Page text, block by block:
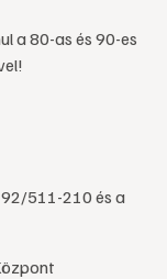
a 80-as és 90-es
511-210 és a